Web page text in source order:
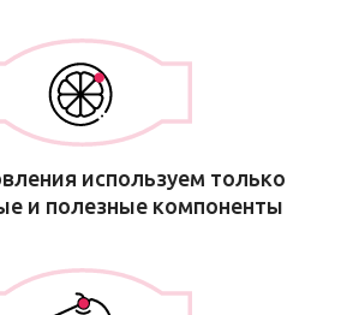
используем только
и полезные компоненты